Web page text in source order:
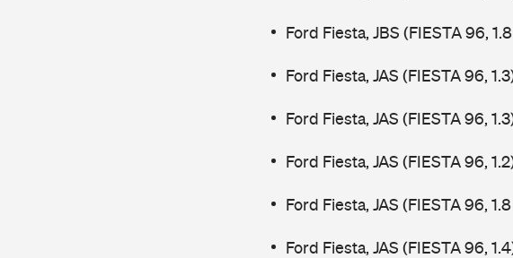
Ford Fiesta, JBS (FIESTA 96,
Ford Fiesta, JAS (FIESTA 96,
Ford Fiesta, JAS (FIESTA 96,
Ford Fiesta, JAS (FIESTA 96,
Ford Fiesta, JAS (FIESTA 96,
Ford Fiesta, JAS (FIESTA 96,